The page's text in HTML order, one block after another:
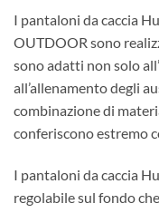
I pantaloni da caccia
OUTDOOR sono
sono adatti non solo
all’allenamento degli
combinazione di
conferiscono estremo
I pantaloni da caccia
regolabile sul fondo